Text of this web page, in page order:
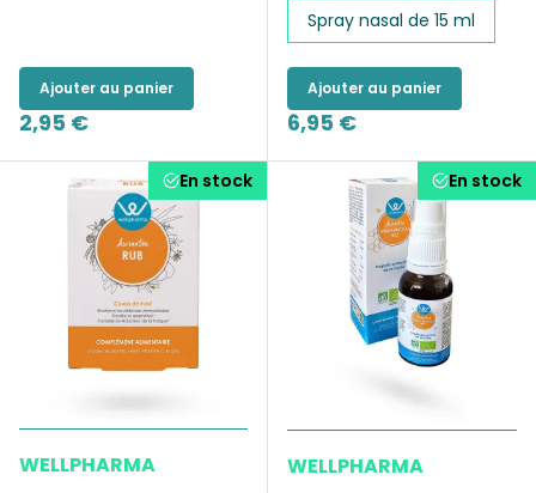
Ajouter au panier
2,95 €
Spray nasal de 15 ml
Ajouter au panier
6,95 €
En stock
WELLPHARMA
En stock
WELLPHARMA